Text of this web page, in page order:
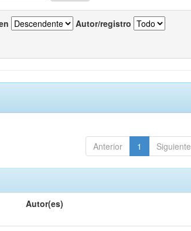
Autor/registro
Anterior 1 Siguiente
Autor(es)